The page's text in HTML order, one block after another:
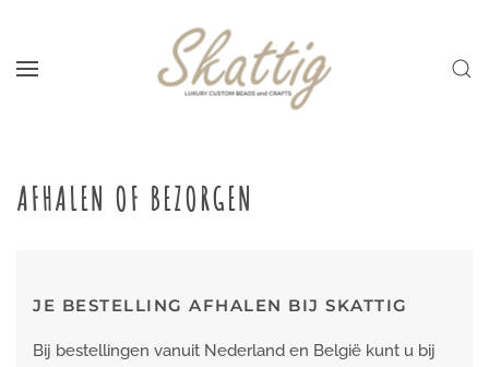
Skip to main content
AFHALEN OF BEZORGEN
JE BESTELLING AFHALEN BIJ SKATTIG
Bij bestellingen vanuit Nederland en België kunt u bij